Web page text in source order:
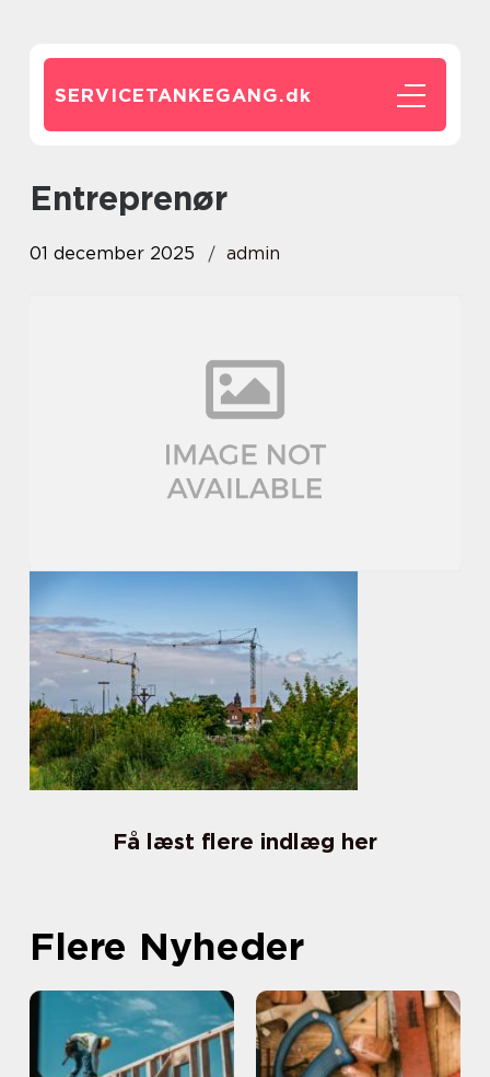
SERVICETANKEGANG.dk
entreprenør
01 december 2025 admin
Få læst flere indlæg her
Flere Nyheder